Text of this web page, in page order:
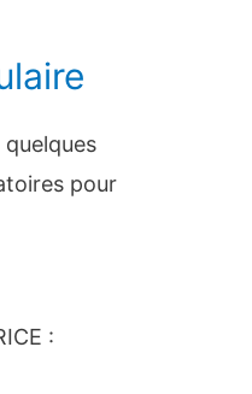
pour
: